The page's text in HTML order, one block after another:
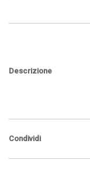
Descrizione
Condividi